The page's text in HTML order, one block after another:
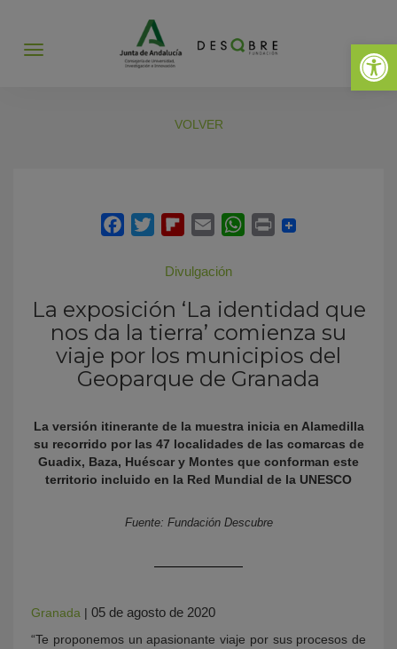
Abrir
Abrir
VOLVER
Divulgación
La exposición ‘La identidad que
nos da la tierra’ comienza su
viaje por los municipios del
Geoparque de Granada
La versión itinerante de la muestra inicia en Alamedilla
su recorrido por las 47 localidades delas comarcas de
Guadix, Baza, Huéscar y Montes que conforman este
territorio incluido en la Red Mundial de la UNESCO
Fuente: Fundación Descubre
Granada | 05 de agosto de 2020
“Te proponemos un apasionante viaje por sus procesos de